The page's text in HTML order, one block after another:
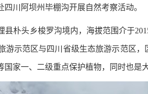
四川阿坝州毕棚沟开展自然考察活动。
朴头乡梭罗沟境内，海拔范围介于
游示范区与四川省级生态旅游示范区，
家一、二级重点保护植物，同时也是